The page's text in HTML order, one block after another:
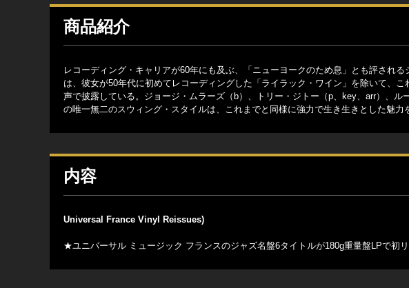
商品紹介
レコーディング・キャリアが60年にも及ぶ、「ニューヨークのため息」とも評され
は、彼女が50年代に初めてレコーディングした「ライラック・ワイン」を除いて、
声で披露している。ジョージ・ムラーズ（b）、トリー・ジトー（p、key、arr）、
の唯一無二のスウィング・スタイルは、これまでと同様に強力で生き生きとした魅力
内容
Universal France Vinyl Reissues)
★ユニバーサル ミュージック フランスのジャズ名盤6タイトルが180g重量盤LPで初リ